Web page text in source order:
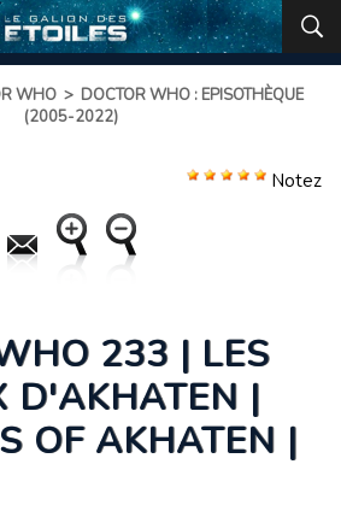
WHO > DOCTOR WHO : EPISOTHÈQUE
(2005-2022)
Notez
233 | LES
D'AKHATEN |
OF AKHATEN |